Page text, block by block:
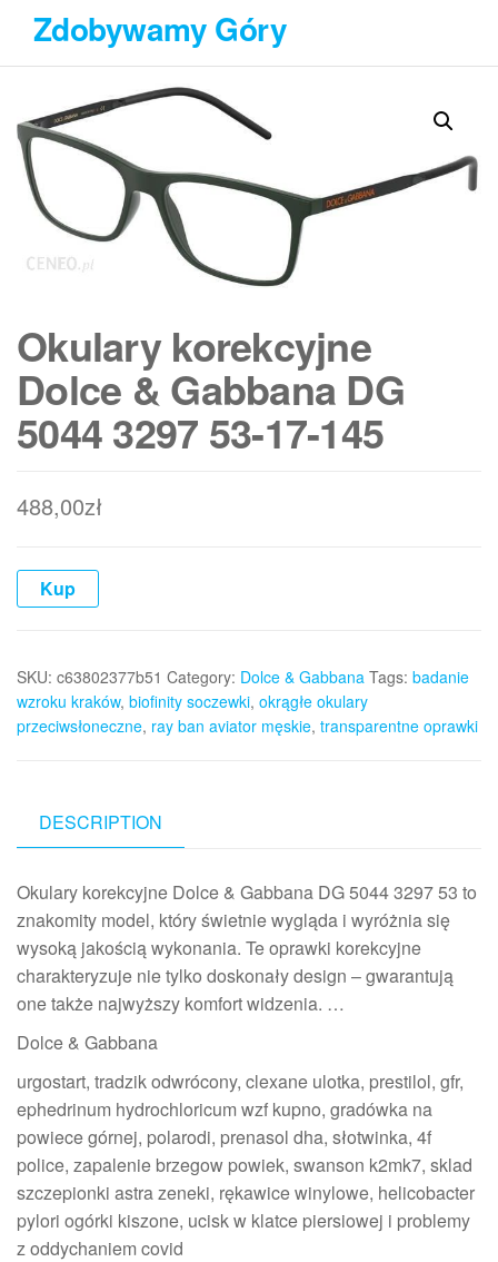
Przejdź
treści
Zdobywamy Góry
Okulary korekcyjne
Dolce & Gabbana DG
5044 3297 53-17-145
488,00zł
Kup
SKU: c63802377b51 Category: Dolce & Gabbana Tags: badanie
wzroku kraków, biofinity soczewki, okrągłe okulary
przeciwsłoneczne, ray ban aviator męskie, transparentne oprawki
DESCRIPTION
Okulary korekcyjne Dolce & Gabbana DG 5044 3297 53 to
znakomity model, który świetnie wygląda i wyróżnia się
wysoką jakością wykonania. Te oprawki korekcyjne
charakteryzuje nie tylko doskonały design – gwarantują
one także najwyższy komfort widzenia. …
Dolce & Gabbana
urgostart, tradzik odwrócony, clexane ulotka, prestilol, gfr,
ephedrinum hydrochloricum wzf kupno, gradówka na
powiece górnej, polarodi, prenasol dha, słotwinka, 4f
police, zapalenie brzegow powiek, swanson k2mk7, sklad
szczepionki astra zeneki, rękawice winylowe, helicobacter
pylori ogórki kiszone, ucisk w klatce piersiowej i problemy
z oddychaniem covid